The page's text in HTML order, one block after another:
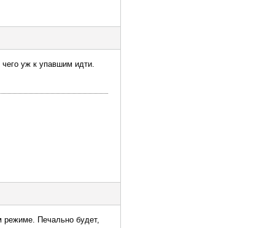
уж к упавшим идти.
режиме. Печально будет,